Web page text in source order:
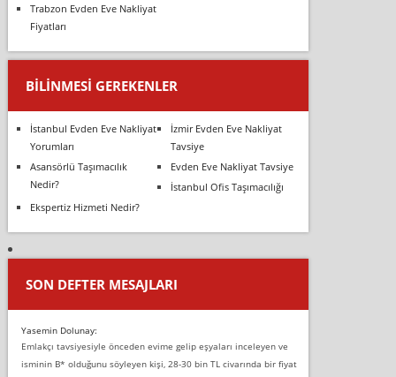
Trabzon Evden Eve Nakliyat
Fiyatları
BILINMESI GEREKENLER
İstanbul Evden Eve Nakliyat
Yorumları
İzmir Evden Eve Nakliyat
Tavsiye
Asansörlü Taşımacılık
Nedir?
Evden Eve Nakliyat Tavsiye
İstanbul Ofis Taşımacılığı
Ekspertiz Hizmeti Nedir?
SON DEFTER MESAJLARI
Yasemin Dolunay:
Emlakçı tavsiyesiyle önceden evime gelip eşyaları inceleyen ve
isminin B* olduğunu söyleyen kişi, 28-30 bin TL civarında bir fiyat